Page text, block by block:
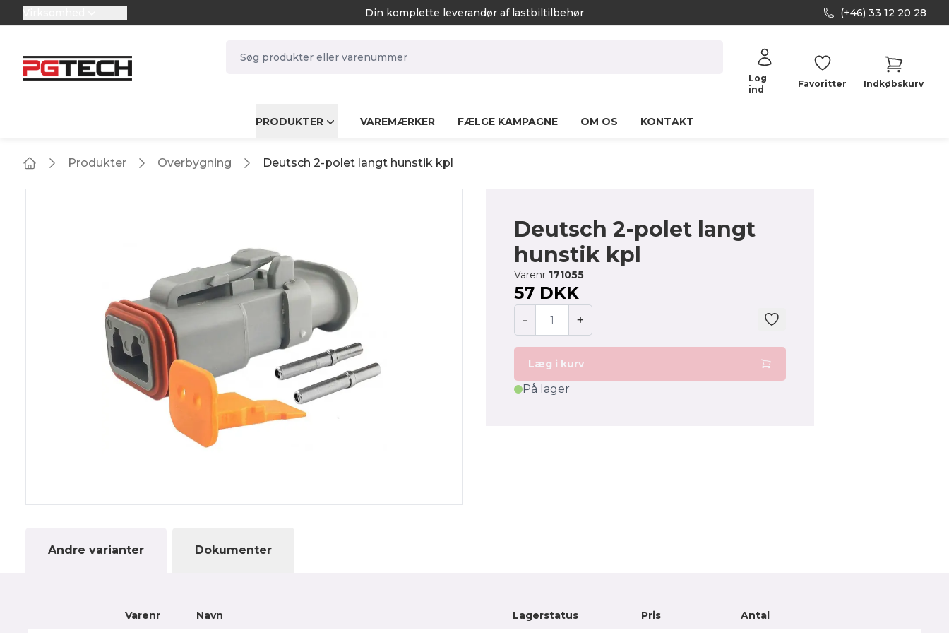
selector.vat
Din komplette leverandør af lastbiltilbehør (+46) 33 12 20 28
Log
ind
Favoritter Indkøbskurv
PRODUKTER VAREMÆRKER FÆLGE KAMPAGNE OM OS KONTAKT
Produkter Overbygning Deutsch 2-polet langt hunstik kpl
Deutsch 2-polet langt
hunstik kpl
Varenr 171055
57 DKK
- +
Læg i kurv
På lager
Andre varianter Dokumenter
Varenr Navn Lagerstatus Pris Antal